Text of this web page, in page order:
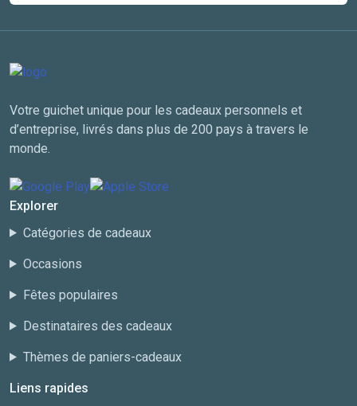
Votre guichet unique pour les cadeaux personnels et
d’entreprise, livrés dans plus de 200 pays à travers le
monde.
Explorer
Catégories de cadeaux
Occasions
Fêtes populaires
Destinataires des cadeaux
Thèmes de paniers-cadeaux
Liens rapides